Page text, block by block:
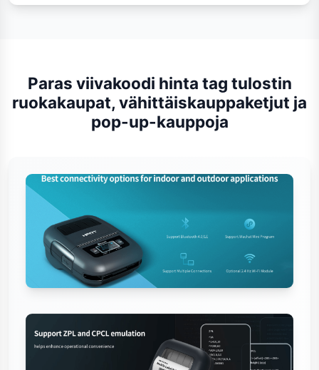
Paras viivakoodi hinta tag tulostin
ruokakaupat, vähittäiskauppaketjut ja
pop-up-kauppoja